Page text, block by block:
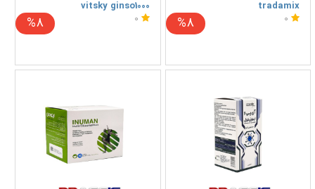
vitsky ginso1000
0
%8
tradamix
0
%8